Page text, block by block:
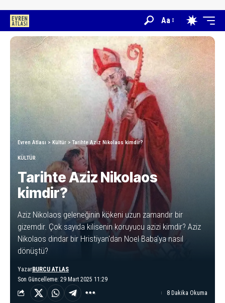
Aa
Evren Atlası > Kültür >Tarihte Aziz Nikolaos kimdir?
KÜLTÜR
Tarihte Aziz Nikolaos
kimdir?
Aziz Nikolaos geleneğinin kökeni uzun zamandır bir
gizemdir. Çok sayıda kilisenin koruyucu azizi kimdir? Aziz
Nikolaos dindar bir Hristiyan'dan Noel Baba'ya nasıl
dönüştü?
Son Güncelleme: 29 Mart 2025 11:29
YazarBURCU ATLAS
8 Dakika Okuma